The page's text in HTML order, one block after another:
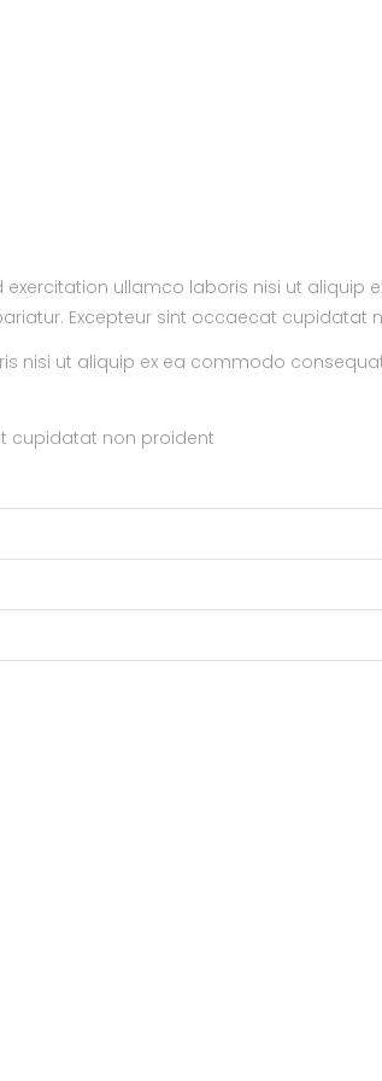
ullamco laboris nisi ut aliquip
Excepteur sint occaecat cupidatat
nisi ut aliquip ex ea commodo
cupidatat non proident